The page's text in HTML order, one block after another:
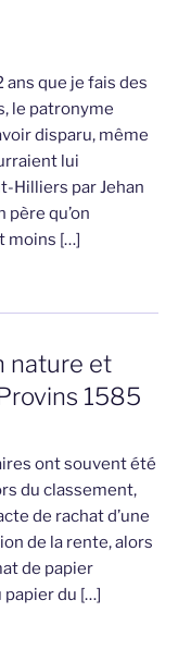
que je fais des
le patronyme
disparu, même
lui
Hilliers par Jehan
qu’on
moins […]
nature et
1585
ont souvent été
du classement,
de rachat d’une
de la rente, alors
de papier
du […]